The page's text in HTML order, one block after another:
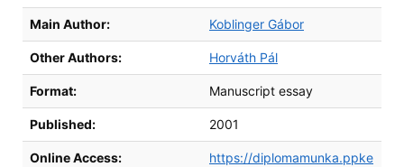
Bibliographic Details
Main Author: Koblinger Gábor
Other Authors: Horváth Pál
Format: Manuscript essay
Published: 2001
Online Access:
https://diplomamunka.ppke